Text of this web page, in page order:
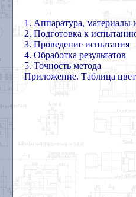
1. Аппаратура, материалы
2. Подготовка к
3. Проведение испытания
4. Обработка результатов
5. Точность метода
Приложение. Таблица